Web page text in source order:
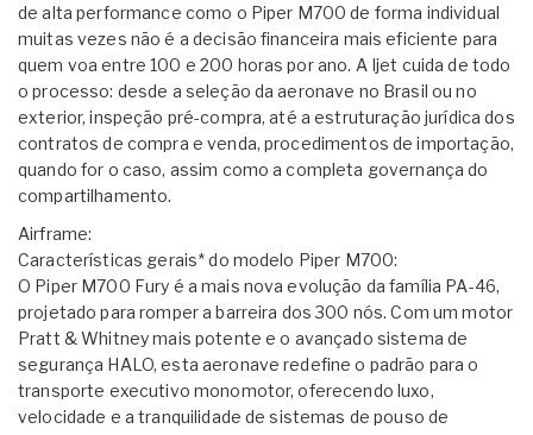
de alta performance como o Piper M700 de forma individual
muitas vezes não é a decisão financeira mais eficiente para
quem voa entre 100 e 200 horas por ano. A Ijet cuida de todo
o processo: desde a seleção da aeronave no Brasil ou no
exterior, inspeção pré-compra, até a estruturação jurídica dos
contratos de compra e venda, procedimentos de importação,
quando for o caso, assim como a completa governança do
compartilhamento.
Airframe:
Características gerais* do modelo Piper M700:
O Piper M700 Fury é a mais nova evolução da família PA-46,
projetado para romper a barreira dos 300 nós. Com um motor
Pratt & Whitney mais potente e o avançado sistema de
segurança HALO, esta aeronave redefine o padrão para o
transporte executivo monomotor, oferecendo luxo,
velocidade e a tranquilidade de sistemas de pouso de